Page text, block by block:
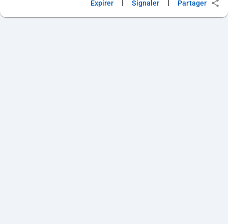
Expirer | Signaler | Partager